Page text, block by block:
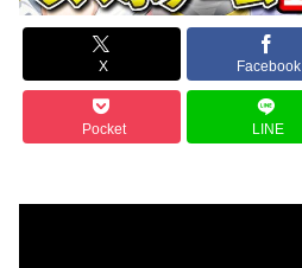
X Facebook
Pocket LINE